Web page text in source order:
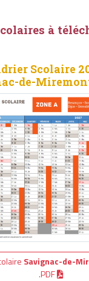
à
Scolaire
de-
Savignac-de-
.PDF